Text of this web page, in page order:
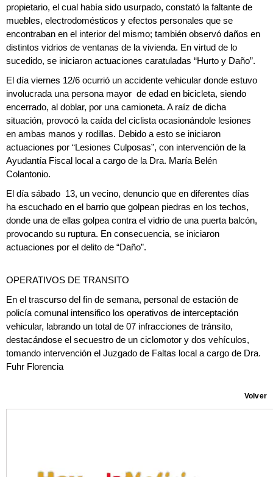
propietario, el cual había sido usurpado, constató la faltante de
muebles, electrodomésticos y efectos personales que se
encontraban en el interior del mismo; también observó daños en
distintos vidrios de ventanas de la vivienda. En virtud de lo
sucedido, se iniciaron actuaciones caratuladas “Hurto y Daño”.
El día viernes 12/6 ocurrió un accidente vehicular donde estuvo
involucrada una persona mayor de edad en bicicleta, siendo
encerrado, al doblar, por una camioneta. A raíz de dicha
situación, provocó la caída del ciclista ocasionándole lesiones
en ambas manos y rodillas. Debido a esto se iniciaron
actuaciones por “Lesiones Culposas”, con intervención de la
Ayudantía Fiscal local a cargo de la Dra. María Belén
Colantonio.
El día sábado 13, un vecino, denuncio que en diferentes días
ha escuchado en el barrio que golpean piedras en los techos,
donde una de ellas golpea contra el vidrio de una puerta balcón,
provocando su ruptura. En consecuencia, se iniciaron
actuaciones por el delito de “Daño”.
OPERATIVOS DE TRANSITO
En el trascurso del fin de semana, personal de estación de
policía comunal intensifico los operativos de interceptación
vehicular, labrando un total de 07 infracciones de tránsito,
destacándose el secuestro de un ciclomotor y dos vehículos,
tomando intervención el Juzgado de Faltas local a cargo de Dra.
Fuhr Florencia
Volver